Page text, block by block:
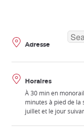
Adresse
Horaires
À 30 min en
minutes à pied de la
juillet et le jour